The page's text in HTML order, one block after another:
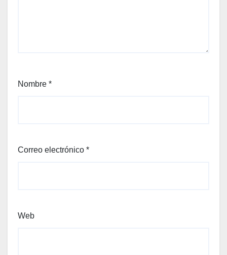
Nombre *
Correo electrónico *
Web